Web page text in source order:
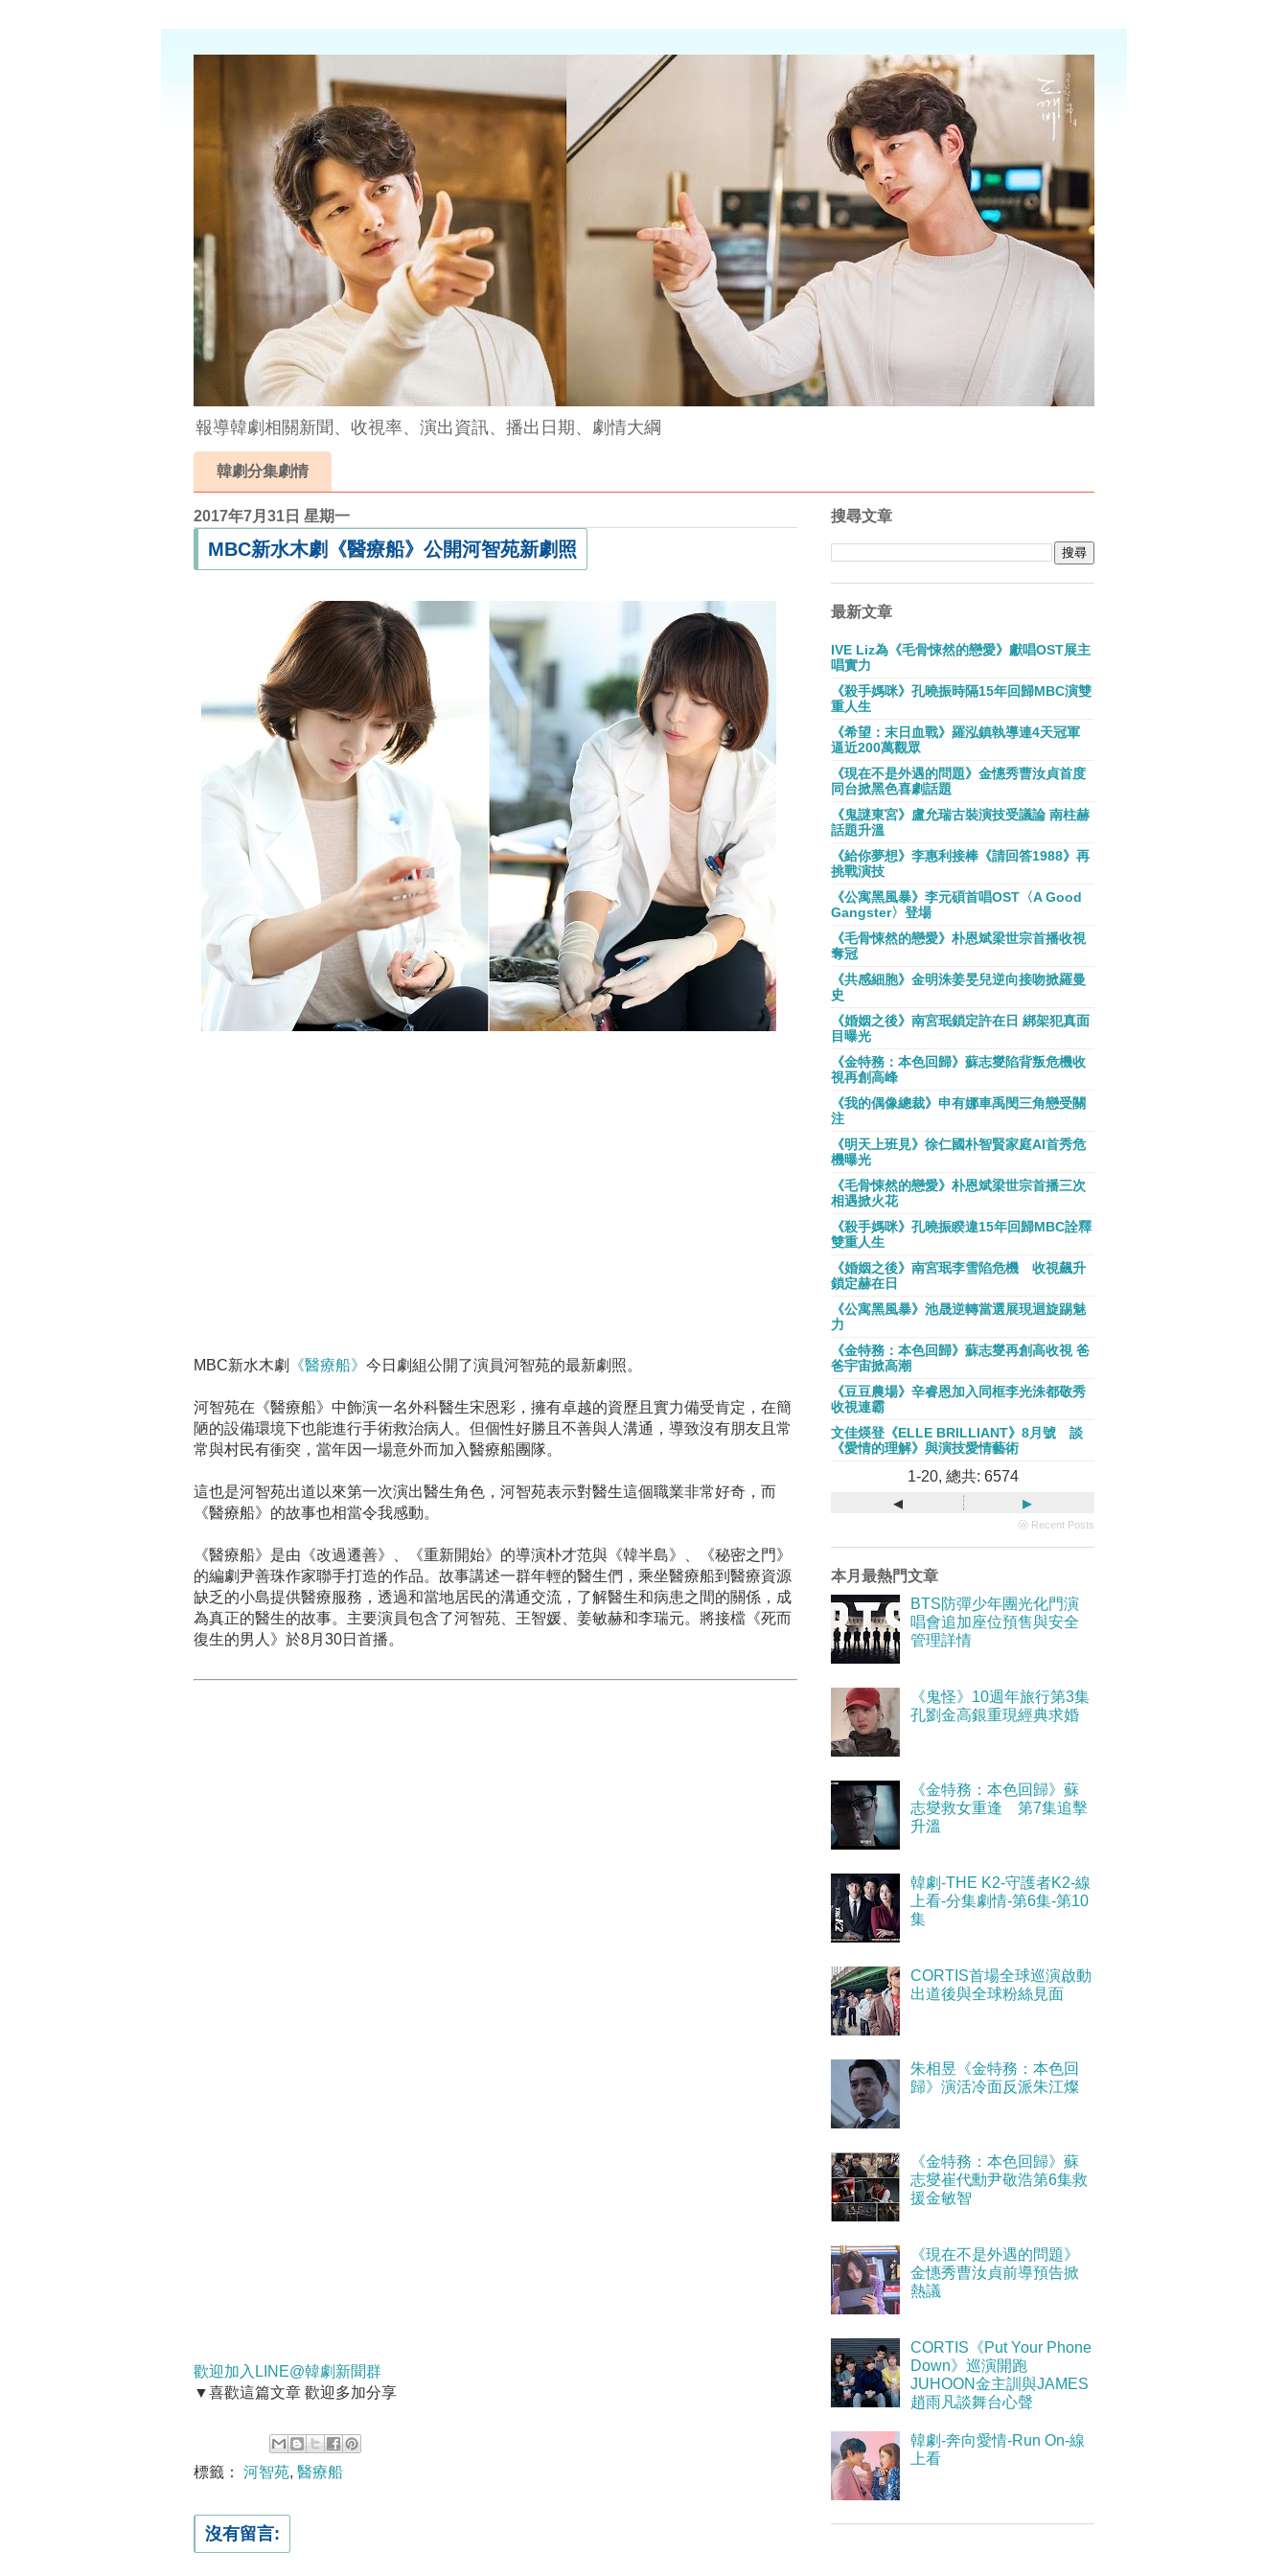
報導韓劇相關新聞、收視率、演出資訊、播出日期、劇情大綱
韓劇分集劇情
2017年7月31日 星期一
MBC新水木劇《醫療船》公開河智苑新劇照
MBC新水木劇 《醫療船》 今日劇組公開了演員河智苑的最新劇照。
河智苑在《醫療船》中飾演一名外科醫生宋恩彩，擁有卓越的資歷且實力備受肯定，在簡
陋的設備環境下也能進行手術救治病人。但個性好勝且不善與人溝通，導致沒有朋友且常
常與村民有衝突，當年因一場意外而加入醫療船團隊。
這也是河智苑出道以來第一次演出醫生角色，河智苑表示對醫生這個職業非常好奇，而
《醫療船》的故事也相當令我感動。
《醫療船》是由《改過遷善》、《重新開始》的導演朴才范與《韓半島》、《秘密之門》
的編劇尹善珠作家聯手打造的作品。故事講述一群年輕的醫生們，乘坐醫療船到醫療資源
缺乏的小島提供醫療服務，透過和當地居民的溝通交流，了解醫生和病患之間的關係，成
為真正的醫生的故事。主要演員包含了河智苑、王智媛、姜敏赫和李瑞元。將接檔《死而
復生的男人》於8月30日首播。
歡迎加入LINE@韓劇新聞群
▼喜歡這篇文章 歡迎多加分享
標籤： 河智苑, 醫療船
沒有留言:
搜尋文章
最新文章
IVE Liz為《毛骨悚然的戀愛》獻唱OST展主
唱實力
《殺手媽咪》孔曉振時隔15年回歸MBC演雙
重人生
《希望：末日血戰》羅泓鎮執導連4天冠軍
逼近200萬觀眾
《現在不是外遇的問題》金憓秀曹汝貞首度
同台掀黑色喜劇話題
《鬼謎東宮》盧允瑞古裝演技受議論 南柱赫
話題升溫
《給你夢想》李惠利接棒《請回答1988》再
挑戰演技
《公寓黑風暴》李元碩首唱OST〈A Good
Gangster〉登場
《毛骨悚然的戀愛》朴恩斌梁世宗首播收視
奪冠
《共感細胞》金明洙姜旻兒逆向接吻掀羅曼
史
《婚姻之後》南宮珉鎖定許在日 綁架犯真面
目曝光
《金特務：本色回歸》蘇志燮陷背叛危機收
視再創高峰
《我的偶像總裁》申有娜車禹閔三角戀受關
注
《明天上班見》徐仁國朴智賢家庭AI首秀危
機曝光
《毛骨悚然的戀愛》朴恩斌梁世宗首播三次
相遇掀火花
《殺手媽咪》孔曉振睽違15年回歸MBC詮釋
雙重人生
《婚姻之後》南宮珉李雪陷危機 收視飆升
鎖定赫在日
《公寓黑風暴》池晟逆轉當選展現迴旋踢魅
力
《金特務：本色回歸》蘇志燮再創高收視 爸
爸宇宙掀高潮
《豆豆農場》辛睿恩加入同框李光洙都敬秀
收視連霸
文佳煐登《ELLE BRILLIANT》8月號 談
《愛情的理解》與演技愛情藝術
1-20, 總共: 6574
◂ ▸
ⓦ Recent Posts
本月最熱門文章
BTS防彈少年團光化門演
唱會追加座位預售與安全
管理詳情
《鬼怪》10週年旅行第3集
孔劉金高銀重現經典求婚
《金特務：本色回歸》蘇
志燮救女重逢 第7集追擊
升溫
韓劇-THE K2-守護者K2-線
上看-分集劇情-第6集-第10
集
CORTIS首場全球巡演啟動
出道後與全球粉絲見面
朱相昱《金特務：本色回
歸》演活冷面反派朱江燦
《金特務：本色回歸》蘇
志燮崔代勳尹敬浩第6集救
援金敏智
《現在不是外遇的問題》
金憓秀曹汝貞前導預告掀
熱議
CORTIS《Put Your Phone
Down》巡演開跑
JUHOON金主訓與JAMES
趙雨凡談舞台心聲
韓劇-奔向愛情-Run On-線
上看